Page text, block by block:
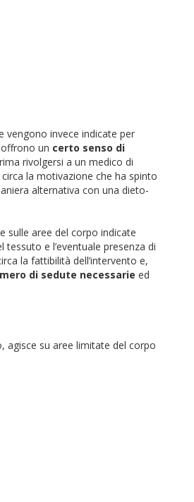
invece indicate per
un certo senso di
rivolgersi a un medico di
la motivazione che ha spinto
alternativa con una dieto-
sulle aree del corpo indicate
tessuto e l’eventuale presenza di
la fattibilità dell’intervento e,
di sedute necessarie ed
agisce su aree limitate del corpo